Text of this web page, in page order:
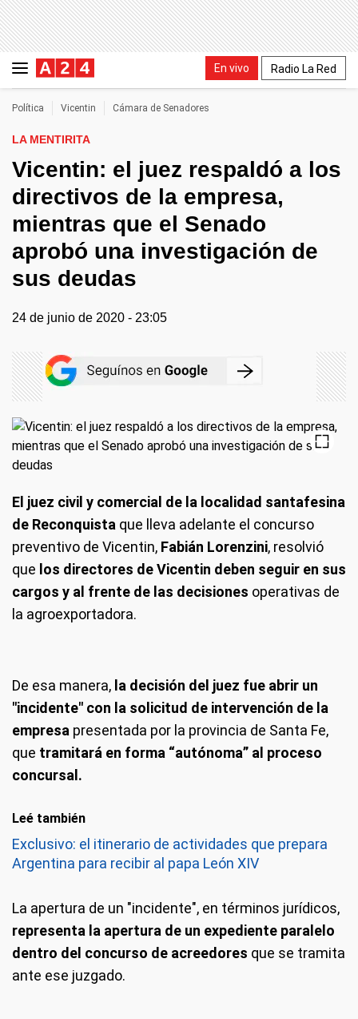
En vivo Radio La Red
Política Vicentin Cámara de Senadores
LA MENTIRITA
Vicentin: el juez respaldó a los
directivos de la empresa,
mientras que el Senado
aprobó una investigación de
sus deudas
24 de junio de 2020 - 23:05
El juez civil y comercial de la localidad santafesina
de Reconquista que lleva adelante el concurso
preventivo de Vicentin, Fabián Lorenzini, resolvió
que los directores de Vicentin deben seguir en sus
cargos y al frente de las decisiones operativas de
la agroexportadora.
De esa manera, la decisión del juez fue abrir un
"incidente" con la solicitud de intervención de la
empresa presentada por la provincia de Santa Fe,
que tramitará en forma “autónoma” al proceso
concursal.
Leé también
Exclusivo: el itinerario de actividades que prepara
Argentina para recibir al papa León XIV
La apertura de un "incidente", en términos jurídicos,
representa la apertura de un expediente paralelo
dentro del concurso de acreedores que se tramita
ante ese juzgado.